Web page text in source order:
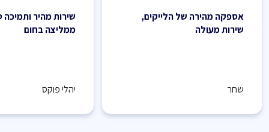
אספקה מהירה של הלייקים,
שירות מעולה
שחר
שירות מהיר ותמיכה
ממליצה בחום
יהלי פוקס